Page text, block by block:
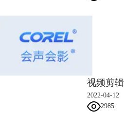
这是一款非常专业的调色软件，比较适
很高级。但是使用这款软件需要掌握色
2022-04-12
2985